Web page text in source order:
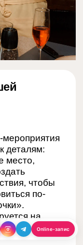
Кількість
переглядів: 92
мероприятия
деталям:
место,
чтобы
по-
на
для
Online-запис